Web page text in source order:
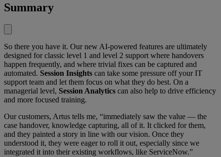
Summary
So there you have it. Our new AI-powered features are ultimately
designed for classic level 1 and level 2 support where handovers
happen frequently, and where trivial fixes can be captured and
automated. Session Insights can take some pressure off your IT
support team and let them focus on what they do best. On a
managerial level, Session Analytics can also help to drive efficiency
and more focused training.
Our customers, Artus tells me, “immediately saw the value — the
case handover, knowledge capturing, all of it. It clicked for them,
and they painted a story in line with our vision. Once they
understood it, they were eager to roll it out, especially since we
integrated it into their existing workflows, like ServiceNow.”